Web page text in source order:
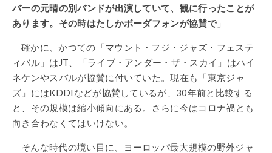
バーの元晴の別バンドが出演していて、観に行ったことが
あります。その時はたしかボーダフォンが協賛で」
確かに、かつての「マウント・フジ・ジャズ・フェステ
ィバル」はJT、「ライブ・アンダー・ザ・スカイ」はハイ
ネケンやスバルが協賛に付いていた。現在も「東京ジャ
ズ」にはKDDIなどが協賛しているが、30年前と比較する
と、その規模は縮小傾向にある。さらに今はコロナ禍とも
向き合わなくてはいけない。
そんな時代の境い目に、ヨーロッパ最大規模の野外ジャ